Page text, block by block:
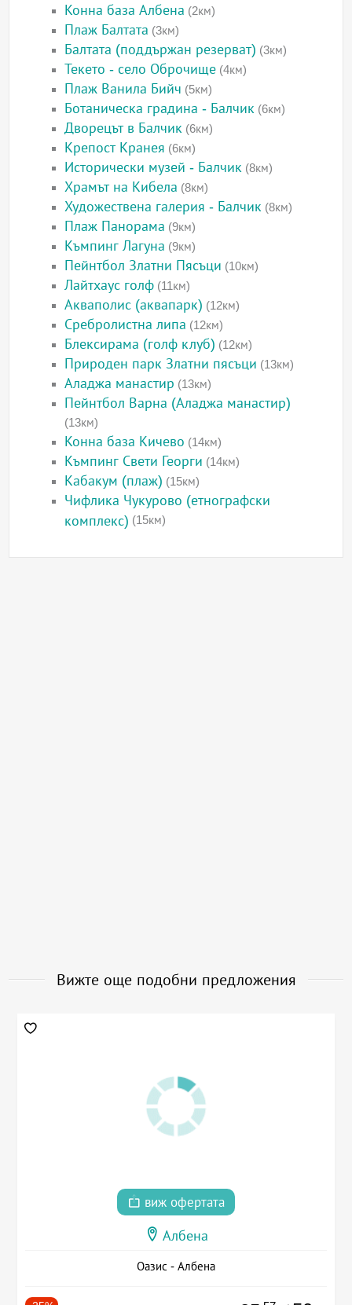
Конна база Албена (2км)
Плаж Балтата (3км)
Балтата (поддържан резерват) (3км)
Текето - село Оброчище (4км)
Плаж Ванила Бийч (5км)
Ботаническа градина - Балчик (6км)
Дворецът в Балчик (6км)
Крепост Кранея (6км)
Исторически музей - Балчик (8км)
Храмът на Кибела (8км)
Художествена галерия - Балчик (8км)
Плаж Панорама (9км)
Къмпинг Лагуна (9км)
Пейнтбол Златни Пясъци (10км)
Лайтхаус голф (11км)
Акваполис (аквапарк) (12км)
Сребролистна липа (12км)
Блексирама (голф клуб) (12км)
Природен парк Златни пясъци (13км)
Аладжа манастир (13км)
Пейнтбол Варна (Аладжа манастир)
(13км)
Конна база Кичево (14км)
Къмпинг Свети Георги (14км)
Кабакум (плаж) (15км)
Чифлика Чукурово (етнографски
комплекс) (15км)
Вижте още подобни предложения
виж офертата
Албена
Оазис - Албена